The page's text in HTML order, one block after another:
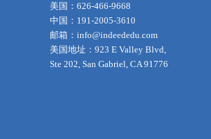
美国：626-466-9668
中国：191-2005-3610
邮箱：info@indeededu.com
美国地址：923 E Valley Blvd,
Ste 202, San Gabriel, CA 91776